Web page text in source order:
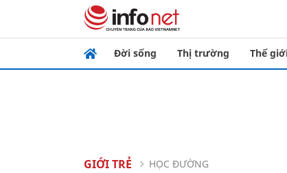
Đời sống Thị trường Thế
GIỚI TRẺ HỌC ĐƯỜNG